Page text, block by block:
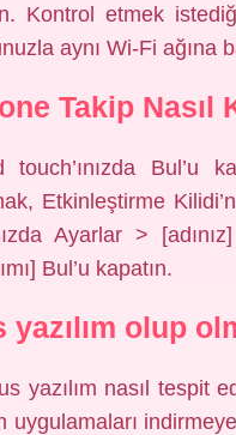
Kontrol etmek
aynı Wi-Fi ağına
Takip Nasıl
Bul’u
Etkinleştirme
Ayarlar >
Bul’u kapatın.
olup
yazılım nasıl tespit
uygulamaları